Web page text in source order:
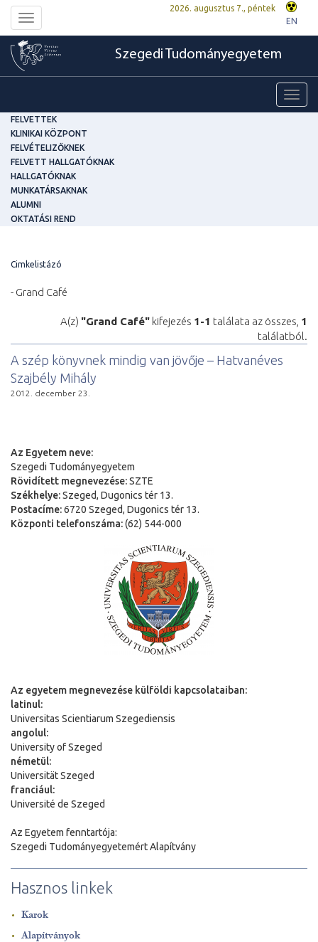
Toggle
navigation
2026. augusztus 7., péntek
EN
Szegedi Tudományegyetem
FELVETTEK
KLINIKAI KÖZPONT
FELVÉTELIZŐKNEK
FELVETT HALLGATÓKNAK
HALLGATÓKNAK
MUNKATÁRSAKNAK
ALUMNI
OKTATÁSI REND
Cimkelistázó
- Grand Café
A(z) "Grand Café" kifejezés 1-1 találata az összes, 1
találatból.
A szép könyvnek mindig van jövője – Hatvanéves
Szajbély Mihály
2012. december 23.
Az Egyetem neve:
Szegedi Tudományegyetem
Rövidített megnevezése:SZTE
Székhelye:Szeged, Dugonics tér 13.
Postacíme:6720 Szeged, Dugonics tér 13.
Központi telefonszáma:(62) 544-000
Az egyetem megnevezése külföldi kapcsolataiban:
latinul:
Universitas Scientiarum Szegediensis
angolul:
University of Szeged
németül:
Universität Szeged
franciául:
Université de Szeged
Az Egyetem fenntartója:
Szegedi Tudományegyetemért Alapítvány
Hasznos linkek
Karok
Alapítványok